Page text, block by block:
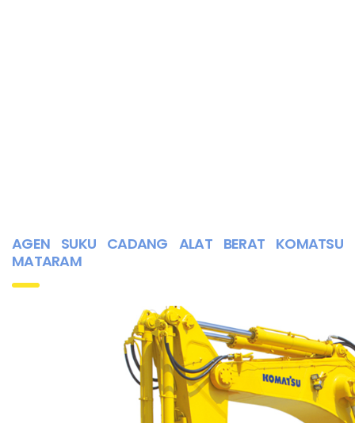
AGEN SUKU CADANG ALAT BERAT KOMATSU
MATARAM